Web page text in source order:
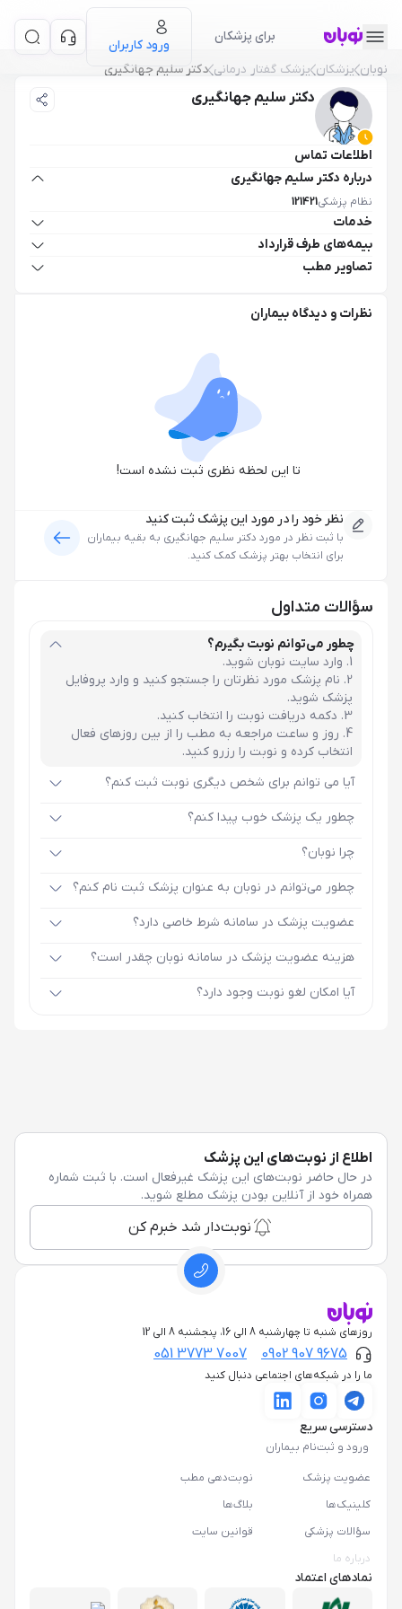
برای پزشکان
ورود کاربران
نوبان پزشکان پزشک گفتار درمانی دکتر سلیم جهانگیری
دکتر سلیم جهانگیری
اطلاعات تماس
درباره دکتر سلیم جهانگیری
نظام پزشکی121421
خدمات
بیمه‌های طرف قرارداد
تصاویر مطب
نظرات و دیدگاه بیماران
تا این لحظه نظری ثبت نشده است!
نظر خود را در مورد این پزشک ثبت کنید
با ثبت نظر در مورد دکتر سلیم جهانگیری به بقیه بیماران
برای انتخاب بهتر پزشک کمک کنید.
سؤالات متداول
چطور می‌توانم نوبت بگیرم؟
وارد سایت نوبان شوید.
نام پزشک مورد نظرتان را جستجو کنید و وارد پروفایل
پزشک شوید.
دکمه دریافت نوبت را انتخاب کنید.
روز و ساعت مراجعه به مطب را از بین روزهای فعال
انتخاب کرده و نوبت را رزرو کنید.
آیا می توانم برای شخص دیگری نوبت ثبت کنم؟
چطور یک پزشک خوب پیدا کنم؟
چرا نوبان؟
چطور می‌توانم در نوبان به عنوان پزشک ثبت نام کنم؟
عضویت پزشک در سامانه شرط خاصی دارد؟
هزینه عضویت پزشک در سامانه نوبان چقدر است؟
آیا امکان لغو نوبت وجود دارد؟
اطلاع از نوبت‌های این پزشک
در حال حاضر نوبت‌های این پزشک غیرفعال است. با ثبت شماره
همراه خود از آنلاین بودن پزشک مطلع شوید.
نوبت‌دار شد خبرم کن
روزهای شنبه تا چهارشنبه 8 الی 16، پنجشنبه 8 الی 12
0902 907 9675
051 3773 7007
ما را در شبکه‌های اجتماعی دنبال کنید
دسترسی سریع
ورود و ثبت‌نام بیماران
عضویت پزشک
نوبت‌دهی مطب
کلینیک‌ها
بلاگ‌ها
سؤالات پزشکی
قوانین سایت
درباره ما
نمادهای اعتماد